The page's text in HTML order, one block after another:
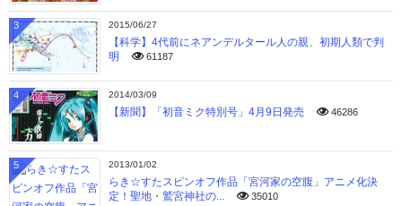
2015/06/27
【科学】4代前にネアンデルタール人の親、初期人類で判
明
61187
3
2014/03/09
【新聞】「初音ミク特別号」4月9日発売 46286
4
2013/01/02
らき☆すたスピンオフ作品「宮河家の空腹」アニメ化決
定！聖地・鷲宮神社の...
35010
5